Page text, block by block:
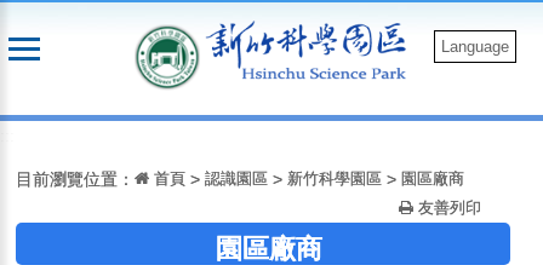
到
Language
目前瀏覽位置： 首頁 >認識園區 >新竹科學園區 > 園區廠商
友善列印
園區廠商